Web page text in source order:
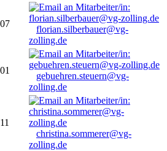
florian.silberbauer@vg-
zolling.de
gebuehren.steuern@vg-
zolling.de
christina.sommerer@vg-
zolling.de